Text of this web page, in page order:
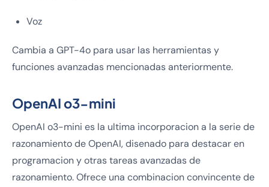
Voz
Cambia a GPT-4o para usar las herramientas y
funciones avanzadas mencionadas anteriormente.
OpenAI o3-mini
OpenAI o3-mini es la ultima incorporacion a la serie de
razonamiento de OpenAI, disenado para destacar en
programacion y otras tareas avanzadas de
razonamiento. Ofrece una combinacion convincente de